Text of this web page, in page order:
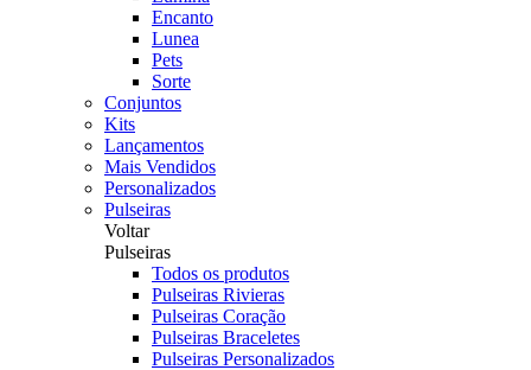
Encanto
Lunea
Pets
Sorte
Conjuntos
Kits
Lançamentos
Mais Vendidos
Personalizados
Pulseiras
Voltar
Pulseiras
Todos os produtos
Pulseiras Rivieras
Pulseiras Coração
Pulseiras Braceletes
Pulseiras Personalizados